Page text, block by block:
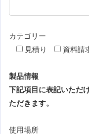
カテゴリー
見積り
資料請
製品情報
下記項目に表記いただ
ただきます。
使用場所